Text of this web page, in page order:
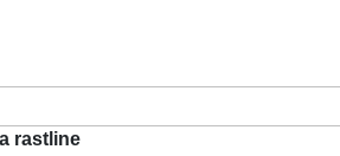
rastline